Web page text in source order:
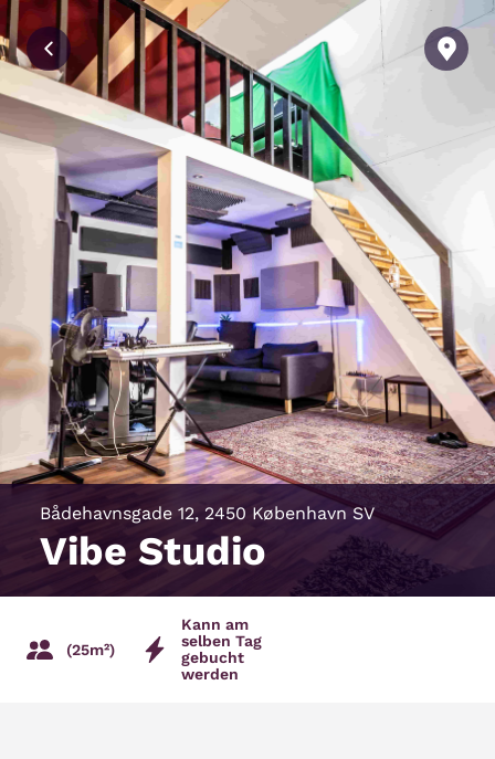
Vibe Studio
Bådehavnsgade 12, 2450 København SV
(25m²)
Kann am
selben Tag
gebucht
werden